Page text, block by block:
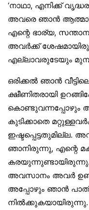
‘നാഥാ, എനിക്ക്
അവരെ ഞാൻ
എന്റെ ഭാര്യ,
അവർക്ക്
എല്ലാവരുടേയും
ഒരിക്കൽ ഞാൻ
ക്ഷീണിതരായി
കൊണ്ടുവന്നപ്പോഴും
കുടിക്കാതെ
ഇഷ്ടപ്പെട്ടതുമില്ല.
ഞാനിരുന്നു, എന്റെ
അവസാനം അവർ
അപ്പോഴും ഞാൻ